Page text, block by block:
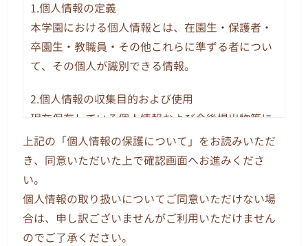
1.個人情報の定義
本学園における個人情報とは、在園生・保護者・
卒園生・教職員・その他これらに準ずる者につい
て、その個人が識別できる情報。
2.個人情報の収集目的および使用
現在保有している個人情報および今後提出物等に
より収集する個人情報の使用目的は、園務及び園
児の指導に関する業務についてのみ使用します。
また、教職員の個人情報については、人事、給
与、労務、厚生、採用、保健、保険、財務、庶務
および組織運営に関する業務についてのみ使用し
ます。
上記の「個人情報の保護について」をお読みいただ
き、同意いただいた上で確認画面へお進みくださ
い。
個人情報の取り扱いについてご同意いただけない場
合は、申し訳ございませんがご利用いただけません
のでご了承ください。